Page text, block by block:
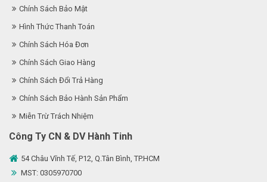
Chính Sách Bảo Mật
Hình Thức Thanh Toán
Chính Sách Hóa Đơn
Chính Sách Giao Hàng
Chính Sách Đổi Trả Hàng
Chính Sách Bảo Hành Sản Phẩm
Miễn Trừ Trách Nhiệm
Công Ty CN & DV Hành Tinh
54 Châu Vĩnh Tế, P12, Q.Tân Bình, TP.HCM
MST: 0305970700